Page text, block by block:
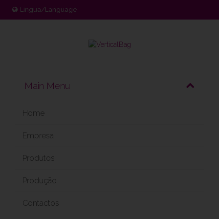
Lingua/Language
Home
Empresa
Produtos
Produção
Contactos